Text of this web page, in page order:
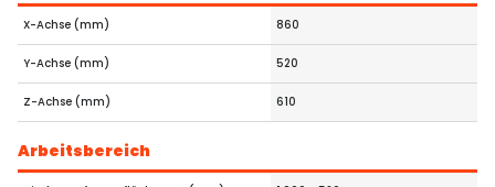
X-Achse (mm) 860
Y-Achse (mm) 520
Z-Achse (mm) 610
Arbeitsbereich